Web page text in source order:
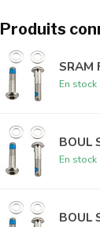
Produits
SRAM
En stock
BOUL
En stock
BOUL